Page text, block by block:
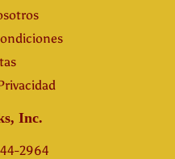
Inc.
2964